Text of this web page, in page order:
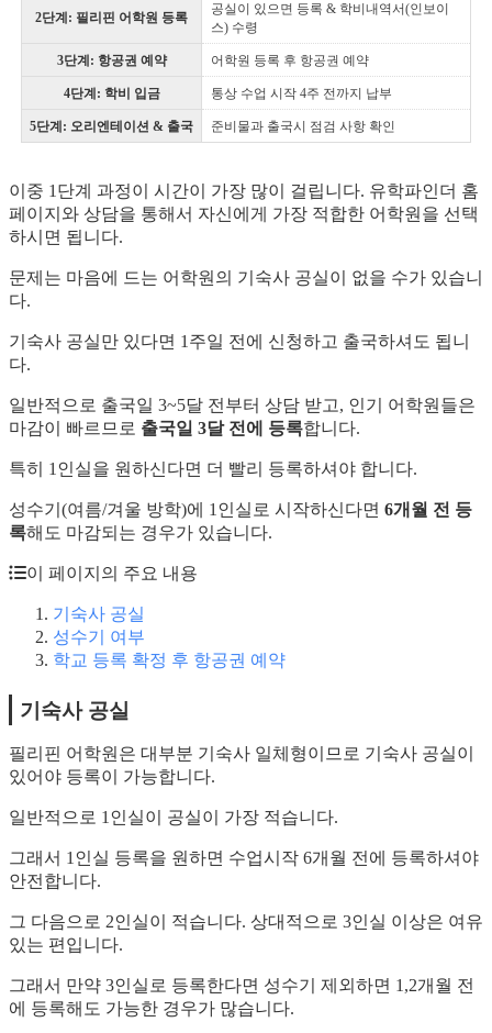
2단계: 필리핀 어학원 등록
공실이 있으면 등록 & 학비내역서(인보이
스) 수령
3단계: 항공권 예약 어학원 등록 후 항공권 예약
4단계: 학비 입금 통상 수업 시작 4주 전까지 납부
5단계: 오리엔테이션 & 출국 준비물과 출국시 점검 사항 확인
이중 1단계 과정이 시간이 가장 많이 걸립니다. 유학파인더 홈
페이지와 상담을 통해서 자신에게 가장 적합한 어학원을 선택
하시면 됩니다.
문제는 마음에 드는 어학원의 기숙사 공실이 없을 수가 있습니
다.
기숙사 공실만 있다면 1주일 전에 신청하고 출국하셔도 됩니
다.
일반적으로 출국일 3~5달 전부터 상담 받고, 인기 어학원들은
마감이 빠르므로 출국일 3달 전에 등록합니다.
특히 1인실을 원하신다면 더 빨리 등록하셔야 합니다.
성수기(여름/겨울 방학)에 1인실로 시작하신다면 6개월 전 등
록해도 마감되는 경우가 있습니다.
이 페이지의 주요 내용
기숙사 공실
성수기 여부
학교 등록 확정 후 항공권 예약
기숙사 공실
필리핀 어학원은 대부분 기숙사 일체형이므로 기숙사 공실이
있어야 등록이 가능합니다.
일반적으로 1인실이 공실이 가장 적습니다.
그래서 1인실 등록을 원하면 수업시작 6개월 전에 등록하셔야
안전합니다.
그 다음으로 2인실이 적습니다. 상대적으로 3인실 이상은 여유
있는 편입니다.
그래서 만약 3인실로 등록한다면 성수기 제외하면 1,2개월 전
에 등록해도 가능한 경우가 많습니다.